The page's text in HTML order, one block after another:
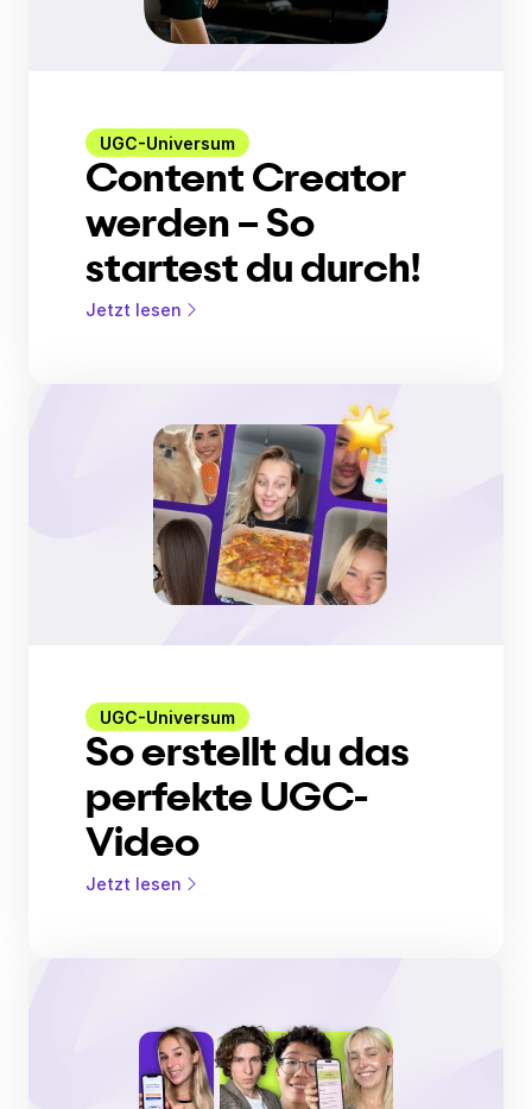
UGC-Universum
Content Creator
werden – So
startest du durch!
Jetzt lesen
UGC-Universum
So erstellt du das
perfekte UGC-
Video
Jetzt lesen